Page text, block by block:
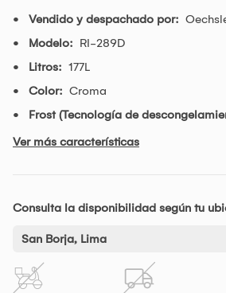
Vendido y despachado por:
Modelo: RI-289D
Litros: 177L
Color: Croma
Frost (Tecnología de
Ver más características
Consulta la disponibilidad según tu
San Borja, Lima